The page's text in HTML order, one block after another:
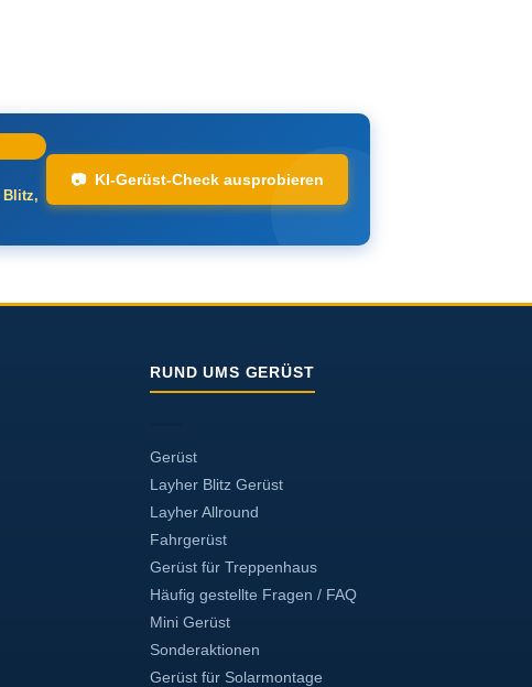
Blitz,
📷 KI-Gerüst-Check ausprobieren
RUND UMS GERÜST
Gerüst
Layher Blitz Gerüst
Layher Allround
Fahrgerüst
Gerüst für Treppenhaus
Häufig gestellte Fragen / FAQ
Mini Gerüst
Sonderaktionen
Gerüst für Solarmontage